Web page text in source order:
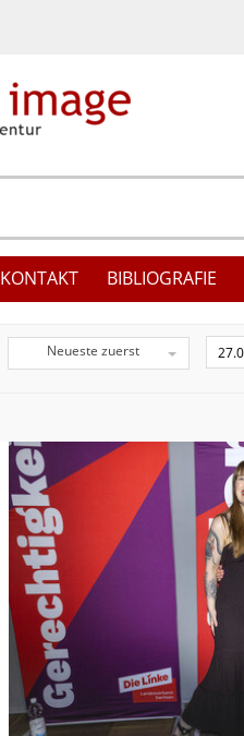
KONTAKT BIBLIOGRAFIE
Neueste zuerst